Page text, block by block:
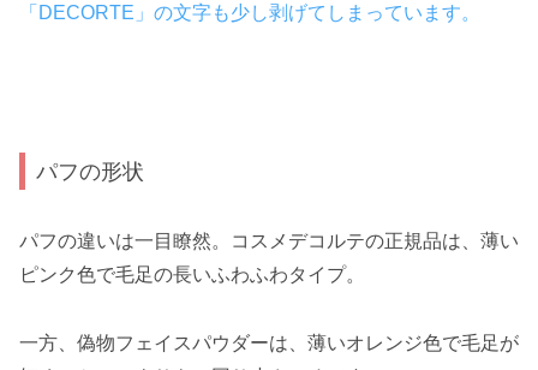
「DECORTE」の文字も少し剥げてしまっています。
パフの形状
パフの違いは一目瞭然。コスメデコルテの正規品は、薄い
ピンク色で毛足の長いふわふわタイプ。
一方、偽物フェイスパウダーは、薄いオレンジ色で毛足が